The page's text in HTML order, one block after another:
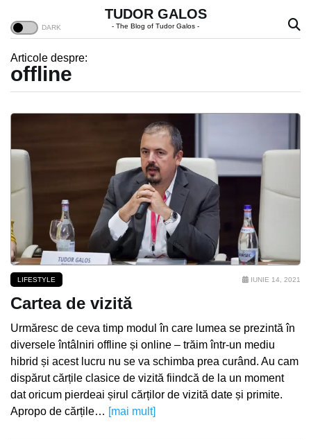
TUDOR GALOS
- The Blog of Tudor Galos -
Articole despre:
offline
LIFESTYLE IUNIE 14, 2021
Cartea de vizită
Urmăresc de ceva timp modul în care lumea se prezintă în
diversele întâlniri offline și online – trăim într-un mediu
hibrid și acest lucru nu se va schimba prea curând. Au cam
dispărut cărțile clasice de vizită fiindcă de la un moment
dat oricum pierdeai șirul cărților de vizită date și primite.
Apropo de cărțile… [mai mult]